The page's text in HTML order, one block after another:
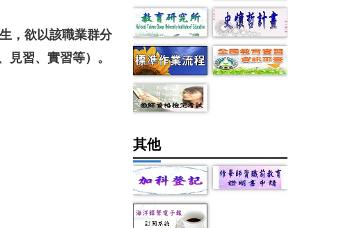
，欲以該職業群分
習、實習等） 。
其他